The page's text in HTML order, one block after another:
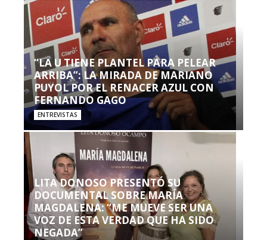
“LA U TIENE PLANTEL PARA PELEAR
ARRIBA”: LA MIRADA DE MARIANO
PUYOL POR EL RENACER AZUL CON
FERNANDO GAGO
ENTREVISTAS
LITA DONOSO PRESENTÓ SU
DOCUMENTAL SOBRE MARÍA
MAGDALENA: “ME MUEVE SER UNA
VOZ DE ESTA VERDAD QUE HA SIDO
NEGADA”